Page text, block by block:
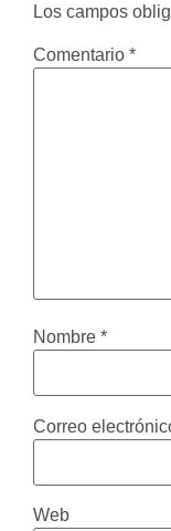
Los campos
Comentario *
Nombre *
Correo
Web